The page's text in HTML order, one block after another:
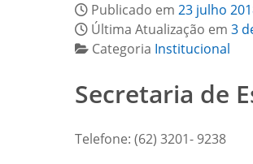
Publicado em 23 julho
Última Atualização em 3
Categoria Institucional
Secretaria de
Telefone: (62) 3201- 9238